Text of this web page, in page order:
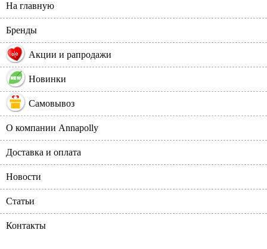
На главную
Бренды
% Акции и рапродажи
Новинки
Самовывоз
О компании Annapolly
Доставка и оплата
Новости
Статьи
Контакты